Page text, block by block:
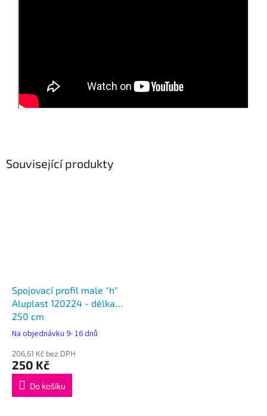
Související produkty
Spojovací profil male "h"
Aluplast 120224 - délka
250 cm
Na objednávku 9- 16 dnů
206,61 Kč bez DPH
250 Kč
Do košíku